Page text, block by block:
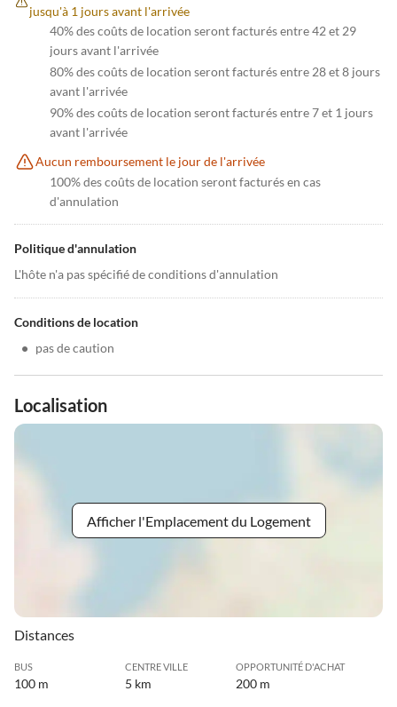
jusqu'à 1 jours avant l'arrivée
40% des coûts de location seront facturés entre 42 et 29
jours avant l'arrivée
80% des coûts de location seront facturés entre 28 et 8 jours
avant l'arrivée
90% des coûts de location seront facturés entre 7 et 1 jours
avant l'arrivée
Aucun remboursement le jour de l'arrivée
100% des coûts de location seront facturés en cas
d'annulation
Politique d'annulation
L'hôte n'a pas spécifié de conditions d'annulation
Conditions de location
• pas de caution
Localisation
Afficher l'Emplacement du Logement
Distances
BUS
100 m
CENTRE VILLE
5 km
OPPORTUNITÉ D'ACHAT
200 m